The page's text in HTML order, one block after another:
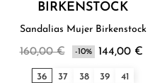
BIRKENSTOCK
Sandalias Mujer Birkenstock
160,00 € -10% 144,00 €
36 37 38 39 41